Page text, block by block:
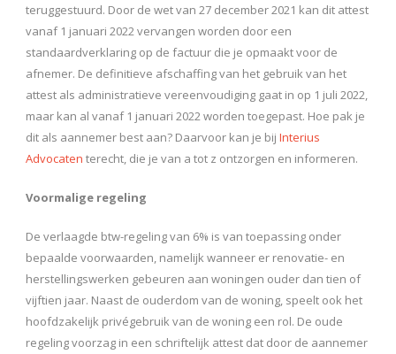
teruggestuurd. Door de wet van 27 december 2021 kan dit attest
vanaf 1 januari 2022 vervangen worden door een
standaardverklaring op de factuur die je opmaakt voor de
afnemer. De definitieve afschaffing van het gebruik van het
attest als administratieve vereenvoudiging gaat in op 1 juli 2022,
maar kan al vanaf 1 januari 2022 worden toegepast. Hoe pak je
dit als aannemer best aan? Daarvoor kan je bij Interius
Advocaten terecht, die je van a tot z ontzorgen en informeren.
Voormalige regeling
De verlaagde btw-regeling van 6% is van toepassing onder
bepaalde voorwaarden, namelijk wanneer er renovatie- en
herstellingswerken gebeuren aan woningen ouder dan tien of
vijftien jaar. Naast de ouderdom van de woning, speelt ook het
hoofdzakelijk privégebruik van de woning een rol. De oude
regeling voorzag in een schriftelijk attest dat door de aannemer